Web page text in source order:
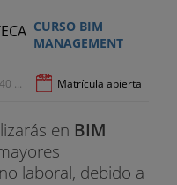
CURSO BIM
MANAGEMENT
... Matrícula abierta
en BIM
laboral, debido a